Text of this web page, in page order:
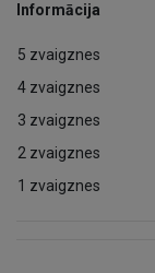
Informācija
5 zvaigznes
4 zvaigznes
3 zvaigznes
2 zvaigznes
1 zvaigznes